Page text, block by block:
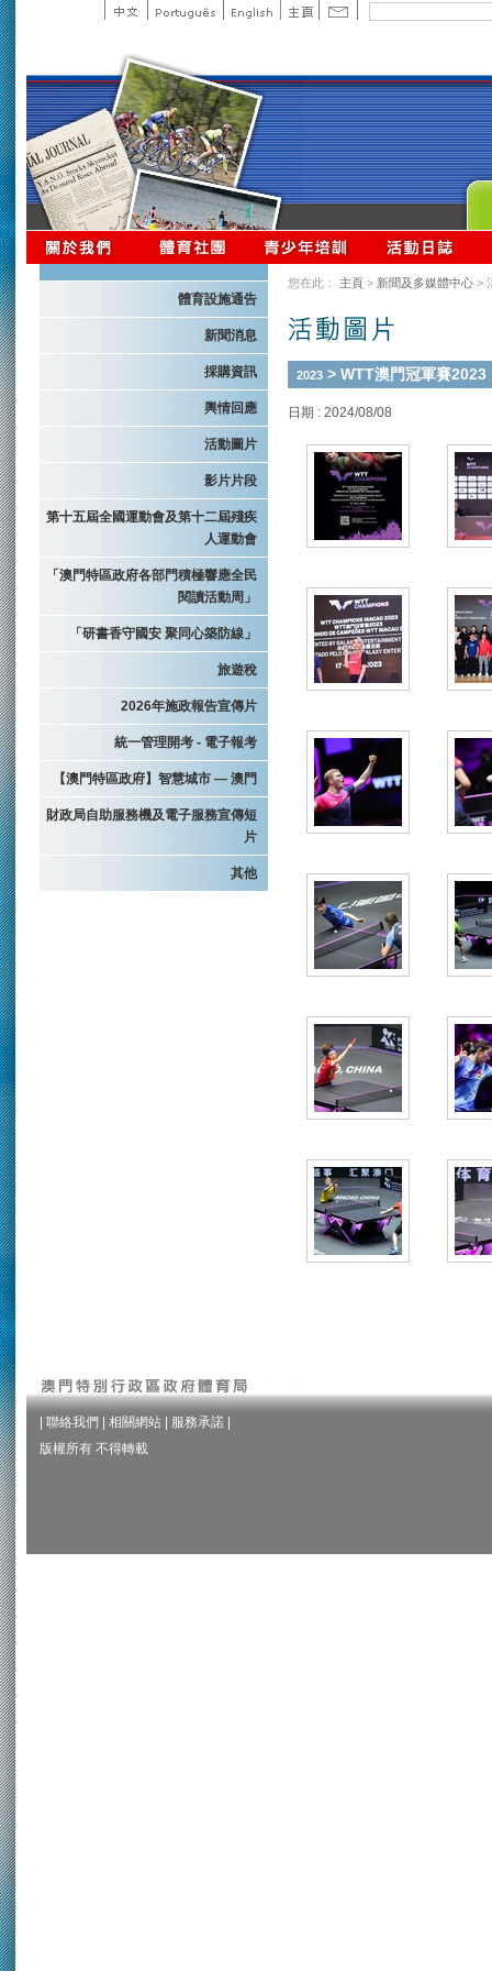
體育設施通告
新聞消息
採購資訊
輿情回應
活動圖片
影片片段
第十五屆全國運動會及第十二屆殘疾
人運動會
「澳門特區政府各部門積極響應全民
閱讀活動周」
「研書香守國安 聚同心築防線」
旅遊稅
2026年施政報告宣傳片
統一管理開考 - 電子報考
【澳門特區政府】智慧城市 — 澳門
財政局自助服務機及電子服務宣傳短
片
其他
您在此： 主頁 > 新聞及多媒體中心 >
2023 > WTT澳門冠軍賽2023
日期 : 2024/08/08
聯絡我們 相關網站 服務承諾
版權所有 不得轉載